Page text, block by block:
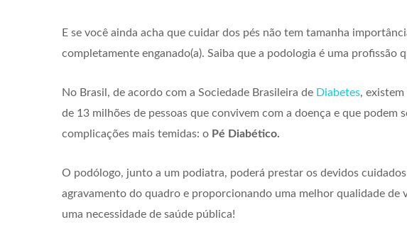
E se você ainda acha que cuidar dos pés não tem tamanha
completamente enganado(a). Saiba que a podologia é uma profissão
No Brasil, de acordo com a Sociedade Brasileira de Diabetes,
de 13 milhões de pessoas que convivem com a doença e que podem
complicações mais temidas: o Pé Diabético.
O podólogo, junto a um podiatra, poderá prestar os devidos
agravamento do quadro e proporcionando uma melhor qualidade de
uma necessidade de saúde pública!